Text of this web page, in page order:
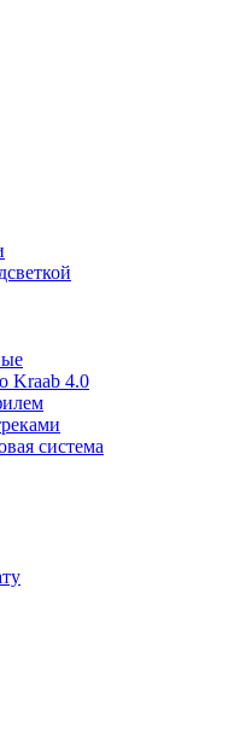
Kraab 4.0
система